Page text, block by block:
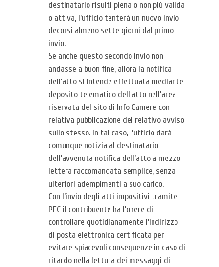
destinatario risulti piena o non più valida
o attiva, l’ufficio tenterà un nuovo invio
decorsi almeno sette giorni dal primo
invio.
Se anche questo secondo invio non
andasse a buon fine, allora la notifica
dell’atto si intende effettuata mediante
deposito telematico dell’atto nell’area
riservata del sito di Info Camere con
relativa pubblicazione del relativo avviso
sullo stesso. In tal caso, l’ufficio darà
comunque notizia al destinatario
dell’avvenuta notifica dell’atto a mezzo
lettera raccomandata semplice, senza
ulteriori adempimenti a suo carico.
Con l’invio degli atti impositivi tramite
PEC il contribuente ha l’onere di
controllare quotidianamente l’indirizzo
di posta elettronica certificata per
evitare spiacevoli conseguenze in caso di
ritardo nella lettura dei messaggi di